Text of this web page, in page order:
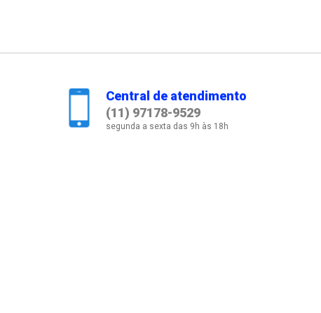
Central de atendimento
(11) 97178-9529
segunda a sexta das 9h às 18h